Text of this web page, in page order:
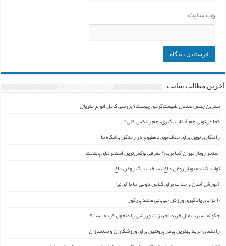
وب‌ سایت
آخرین مطالب سایت
بهترین جنس صندل طبیعت‌گردی چیست؟ بررسی کامل انواع متریال
کجا می‌تونی هم آفتاب بگیری، هم ریلکس کنی؟
راهکاری نوین برای حذف بوی نامطبوع در رختکن باشگاه‌ها
استخر روباز تهران کجا بریم؟ معرفی لوکس‌ترین استخرهای پایتخت
تولید کننده بویلر روغن داغ ، ساخت دیگ روغن داغ
آموزش آسان و جذاب برای کلاس دومی ها با آی نو!
۱۰ مزایای یادگیری ورزش خیابانی مانند پارکور
چگونه اسپرت مال خرید تجهیزات ورزشی را متحول کرده است؟
راهنمای خرید بهترین پودر پروتئین برای ورزشکاران و بدنسازان